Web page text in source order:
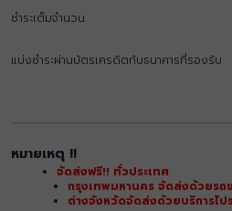
ชำระเต็มจำนวน
แบ่งชำระผ่านบัตรเครดิตกับธนาคารที่รองรับ
หมายเหตุ !!
จัดส่งฟรี!! ทั่วประเทศ
กรุงเทพมหานคร จัดส่งด้วยร
ต่างจังหวัดจัดส่งด้วยบริการไ